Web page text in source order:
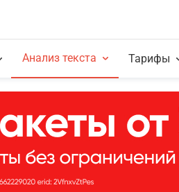
Анализ текста Тарифы